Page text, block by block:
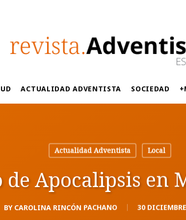
ACTUALIDAD ADVENTISTA SOCIEDAD
Actualidad Adventista Local
de Apocalipsis en
BY CAROLINA RINCÓN PACHANO 30